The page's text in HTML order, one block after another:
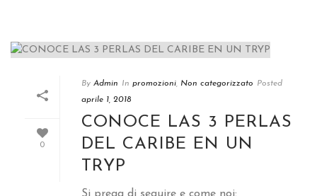
0
By Admin In promozioni Non categorizzato Posted
aprile 1, 2018
CONOCE LAS 3
PERLAS
DEL CARIBE EN UN
TRYP
Si prega di seguire e come noi: